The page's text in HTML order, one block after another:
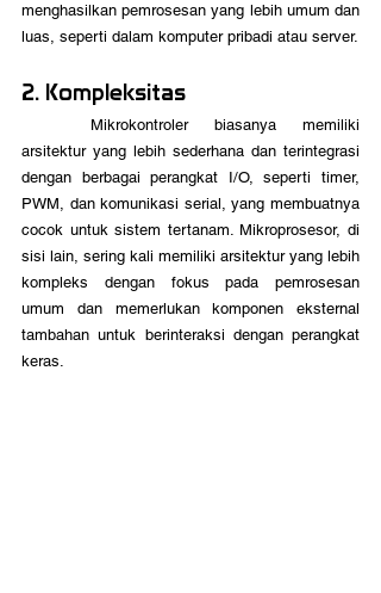
menghasilkan pemrosesan yang lebih umum dan
luas, seperti dalam komputer pribadi atau server.
2. Kompleksitas
arsitektur yang lebih sederhana dan terintegrasi
dengan berbagai perangkat I/O, seperti timer,
PWM, dan komunikasi serial, yang membuatnya
cocok untuk sistem tertanam. Mikroprosesor, di
sisi lain, sering kali memiliki arsitektur yang lebih
kompleks dengan fokus pada pemrosesan
umum dan memerlukan komponen eksternal
tambahan untuk berinteraksi dengan perangkat
keras.